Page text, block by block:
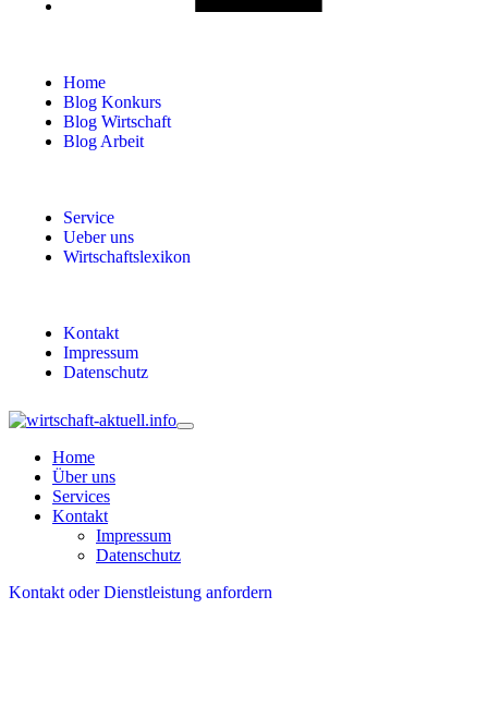
Home
Blog Konkurs
Blog Wirtschaft
Blog Arbeit
Service
Ueber uns
Wirtschaftslexikon
Kontakt
Impressum
Datenschutz
Home
Über uns
Services
Kontakt
Impressum
Datenschutz
Kontakt oder Dienstleistung anfordern